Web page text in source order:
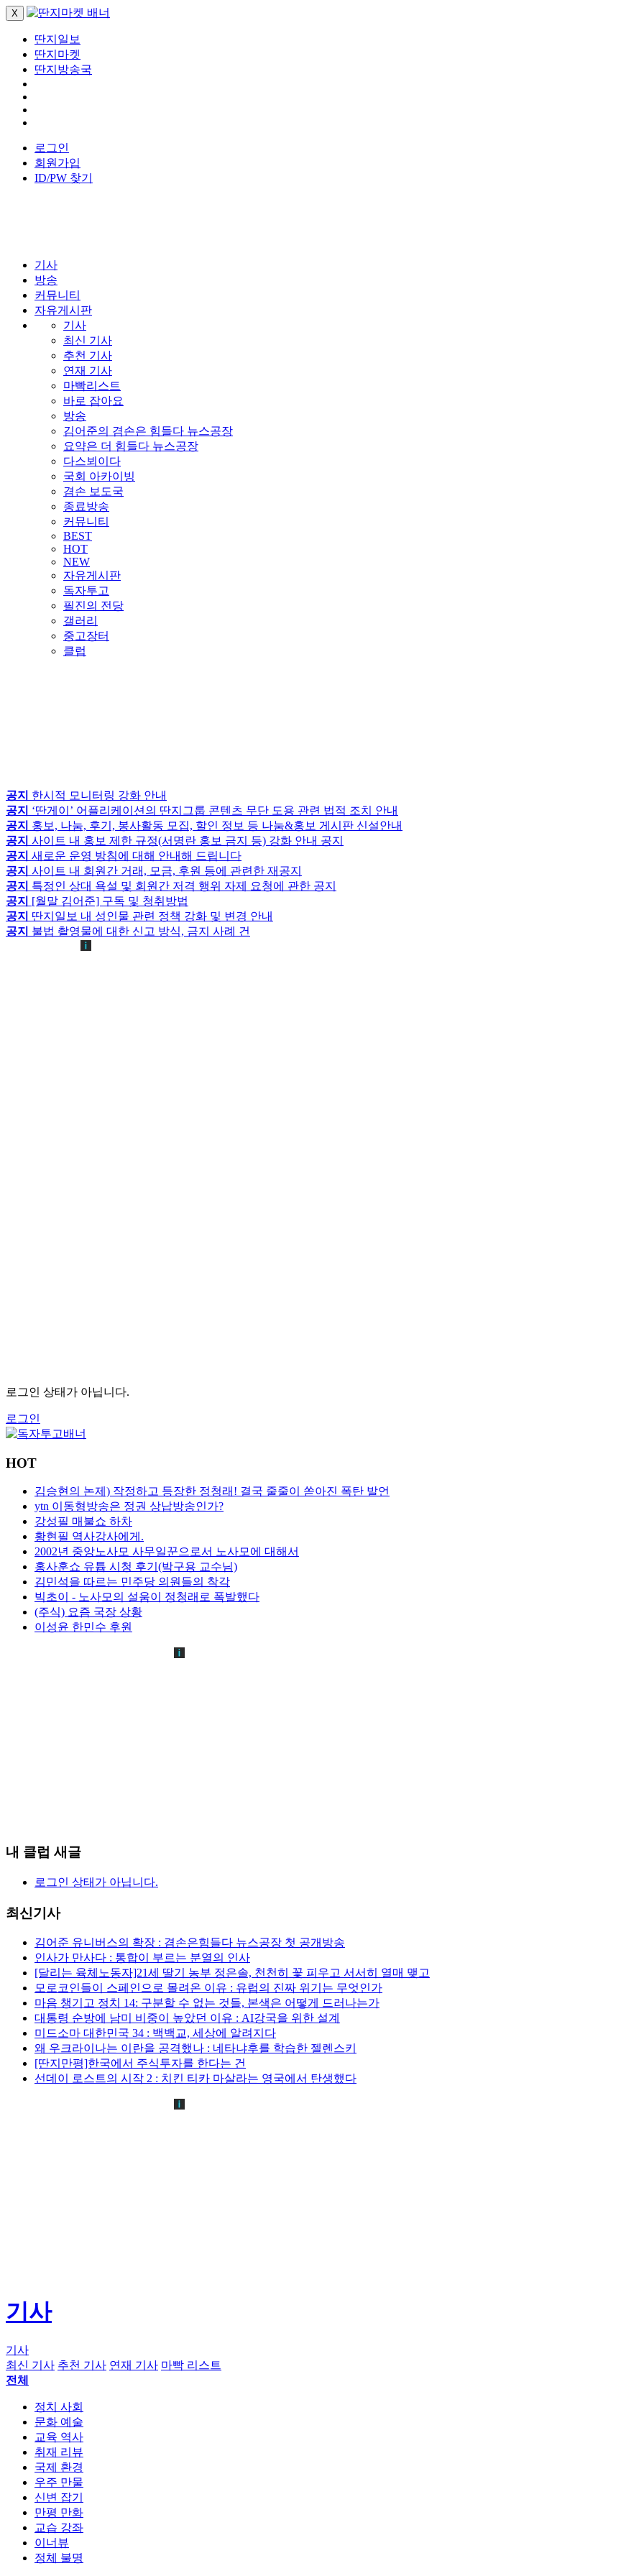
X
딴지일보
딴지마켓
딴지방송국
로그인
회원가입
ID/PW 찾기
기사
방송
커뮤니티
자유게시판
기사
최신 기사
추천 기사
연재 기사
마빡리스트
바로 잡아요
방송
김어준의 겸손은 힘들다 뉴스공장
요약은 더 힘들다 뉴스공장
다스뵈이다
국회 아카이빙
겸손 보도국
종료방송
커뮤니티
BEST
HOT
NEW
자유게시판
독자투고
필진의 전당
갤러리
중고장터
클럽
공지 한시적 모니터링 강화 안내
공지 ‘딴게이’ 어플리케이션의 딴지그룹 콘텐츠 무단 도용 관련 법적 조치 안내
공지 홍보, 나눔, 후기, 봉사활동 모집, 할인 정보 등 나눔&홍보 게시판 신설안내
공지 사이트 내 홍보 제한 규정(서명란 홍보 금지 등) 강화 안내 공지
공지 새로운 운영 방침에 대해 안내해 드립니다
공지 사이트 내 회원간 거래, 모금, 후원 등에 관련한 재공지
공지 특정인 상대 욕설 및 회원간 저격 행위 자제 요청에 관한 공지
공지 [월말 김어준] 구독 및 청취방법
공지 딴지일보 내 성인물 관련 정책 강화 및 변경 안내
공지 불법 촬영물에 대한 신고 방식, 금지 사례 건
로그인 상태가 아닙니다.
로그인
HOT
김승현의 논제) 작정하고 등장한 정청래! 결국 줄줄이 쏟아진 폭탄 발언
ytn 이동형방송은 정권 상납방송인가?
강성필 매불쇼 하차
황현필 역사강사에게.
2002년 중앙노사모 사무일꾼으로서 노사모에 대해서
홍사훈쇼 유튭 시청 후기(박구용 교수님)
김민석을 따르는 민주당 의원들의 착각
빅초이 - 노사모의 설움이 정청래로 폭발했다
(주식) 요즘 국장 상황
이성윤 한민수 후원
내 클럽 새글
로그인 상태가 아닙니다.
최신기사
김어준 유니버스의 확장 : 겸손은힘들다 뉴스공장 첫 공개방송
인사가 만사다 : 통합이 부르는 분열의 인사
[달리는 육체노동자]21세 딸기 농부 정은솔, 천천히 꽃 피우고 서서히 열매 맺고
모로코인들이 스페인으로 몰려온 이유 : 유럽의 진짜 위기는 무엇인가
마음 챙기고 정치 14: 구분할 수 없는 것들, 본색은 어떻게 드러나는가
대통령 순방에 남미 비중이 높았던 이유 : AI강국을 위한 설계
미드소마 대한민국 34 : 백백교, 세상에 알려지다
왜 우크라이나는 이란을 공격했나 : 네타냐후를 학습한 젤렌스키
[딴지만평]한국에서 주식투자를 한다는 건
선데이 로스트의 시작 2 : 치킨 티카 마살라는 영국에서 탄생했다
기사
기사
최신 기사 추천 기사 연재 기사 마빡 리스트
전체
정치 사회
문화 예술
교육 역사
취재 리뷰
국제 환경
우주 만물
신변 잡기
만평 만화
교습 강좌
이너뷰
정체 불명